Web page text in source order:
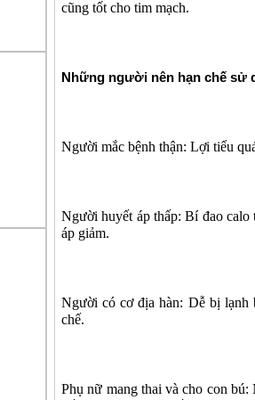
cũng tốt cho tim mạch.
Những người nên hạn chế sử
Người mắc bệnh thận: Lợi tiểu
Người huyết áp thấp: Bí đao calo
áp giảm.
Người có cơ địa hàn: Dễ bị lạnh
chế.
Phụ nữ mang thai và cho con